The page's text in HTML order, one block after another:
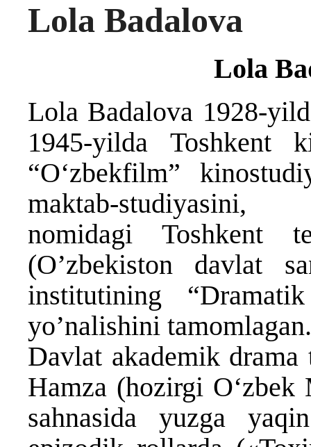
Lola Badalova
Lola
Lola Badalova 1928-
1945-yilda Toshkent
“O‘zbekfilm”
maktab-studiyasini,
nomidagi Toshkent
(O’zbekiston davlat
institutining
yo’nalishini
Davlat akademik
Hamza (hozirgi
sahnasida yuzga